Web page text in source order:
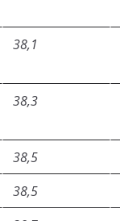
38,1
38,3
38,5
38,5